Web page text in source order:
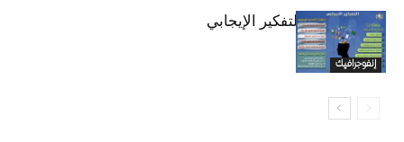
إنفوجرافيك
إنفوجرافك اا التفكير الإيجابي